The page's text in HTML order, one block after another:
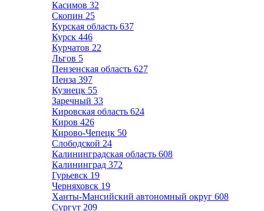
Касимов 32
Скопин 25
Курская область 637
Курск 446
Курчатов 22
Льгов 5
Пензенская область 627
Пенза 397
Кузнецк 55
Заречный 33
Кировская область 624
Киров 426
Кирово-Чепецк 50
Слободской 24
Калининградская область 608
Калининград 372
Гурьевск 19
Черняховск 19
Ханты-Мансийский автономный округ 608
Сургут 209